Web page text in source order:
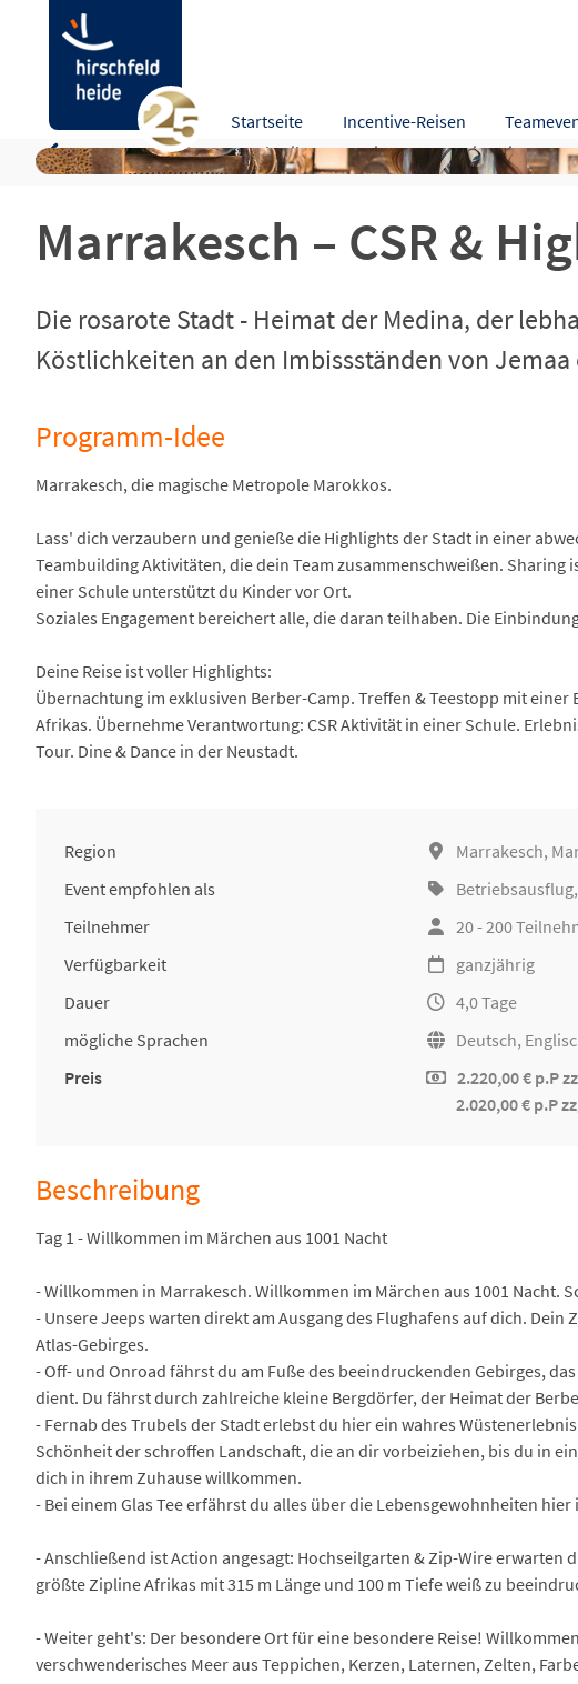
Startseite Incentive-Reisen
Marrakesch – CSR &
Die rosarote Stadt - Heimat der Medina, der
Köstlichkeiten an den Imbissständen von
Marrakesch – CSR & Highlights aus 1001 Nacht!
Programm-Idee Beschreibung Leistungen Hinweise
Programm-Idee
Marrakesch, die magische Metropole Marokkos.
Lass' dich verzaubern und genieße die Highlights der Stadt in einer
Teambuilding Aktivitäten, die dein Team zusammenschweißen. Sharing
einer Schule unterstützt du Kinder vor Ort.
Soziales Engagement bereichert alle, die daran teilhaben. Die
Deine Reise ist voller Highlights:
Übernachtung im exklusiven Berber-Camp. Treffen & Teestopp mit
Afrikas. Übernehme Verantwortung: CSR Aktivität in einer Schule.
Tour. Dine & Dance in der Neustadt.
Region
Marrakesch,
Event empfohlen als
Betriebsausflug,
Teilnehmer
20 - 200
Verfügbarkeit
ganzjährig
Dauer
4,0 Tage
mögliche Sprachen
Deutsch,
Preis
2.220,00 € p.P
2.020,00 € p.P
Beschreibung
Tag 1 - Willkommen im Märchen aus 1001 Nacht
- Willkommen in Marrakesch. Willkommen im Märchen aus 1001 Nacht.
- Unsere Jeeps warten direkt am Ausgang des Flughafens auf dich. Dein
Atlas-Gebirges.
- Off- und Onroad fährst du am Fuße des beeindruckenden Gebirges,
dient. Du fährst durch zahlreiche kleine Bergdörfer, der Heimat der
- Fernab des Trubels der Stadt erlebst du hier ein wahres
Schönheit der schroffen Landschaft, die an dir vorbeiziehen, bis du in
dich in ihrem Zuhause willkommen.
- Bei einem Glas Tee erfährst du alles über die Lebensgewohnheiten hier
- Anschließend ist Action angesagt: Hochseilgarten & Zip-Wire erwarten
größte Zipline Afrikas mit 315 m Länge und 100 m Tiefe weiß zu
- Weiter geht's: Der besondere Ort für eine besondere Reise!
verschwenderisches Meer aus Teppichen, Kerzen, Laternen, Zelten,